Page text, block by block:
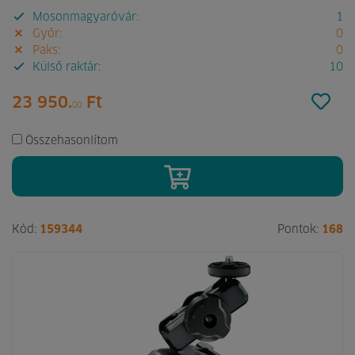
Mosonmagyaróvár:
1
Győr:
0
Paks:
0
Külső raktár:
10
23 950.00 Ft
Összehasonlítom
Kód: 159344 Pontok: 168